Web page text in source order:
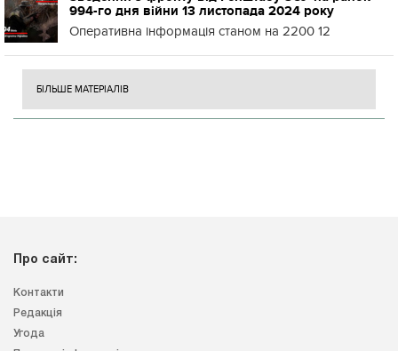
994-го дня війни 13 листопада 2024 року
Оперативна інформація станом на 2200 12
БІЛЬШЕ МАТЕРІАЛІВ
Про сайт:
Контакти
Редакція
Угода